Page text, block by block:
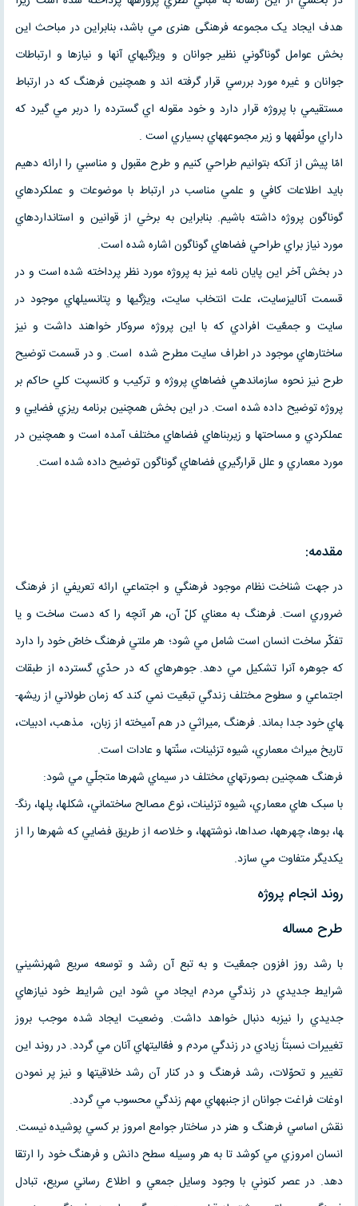
هدف ايجاد يک مجموعه فرهنگی هنری مي باشد، بنابراين در مباحث اين
بخش عوامل گوناگوني نظير جوانان و ويژگي­هاي آنها و نيا­زها و ارتباطات
جوانان و غيره مورد بررسي قرار گرفته اند و همچنين فرهنگ که در ارتباط
مستقيمي با پروژه قرار دارد و خود مقوله اي گسترده را دربر مي گيرد که
داراي مولّفه­ها و زير مجموعه­هاي بسياري است .
امّا پيش از آنکه بتوانيم طراحي کنيم و طرح مقبول و مناسبي را ارائه دهیم
بايد اطلاعات کافي و علمي مناسب در ارتباط با موضوعات و عملکردهاي
گوناگون پروژه داشته باشيم. بنابراين به برخي از قوانين و استانداردهاي
مورد نياز براي طراحي فضاهاي گوناگون اشاره شده است.
در بخش آخر اين پايان نامه نيز به پروژه مورد نظر پرداخته شده است و در
قسمت آناليزسايت، علت انتخاب سايت، ويژگي­ها و پتانسيل­هاي موجود در
سايت و جمعّيت افرادي که با اين پروژه سروکار خواهند داشت و نيز
ساختارهاي موجود در اطراف سايت مطرح شده است. و در قسمت توضيح
طرح نيز نحوه سازماندهي فضاهاي پروژه و ترکيب و کانسپت کلي حاکم بر
پروژه توضيح داده شده است. در اين بخش همچنين برنامه ريزي فضايي و
عملکردي و مساحت­ها و زيربناهاي فضاهاي مختلف آمده است و همچنين در
مورد معماري و علل قرارگيري فضاهاي گوناگون توضيح داده شده است.
مقدمه:
در جهت شناخت نظام موجود فرهنگي و اجتماعي ارائه تعريفي از فرهنگ
ضروري است. فرهنگ به معناي کلّ آن، هر آنچه را که دست ساخت و يا
تفکّر ساخت انسان است شامل مي شود؛ هر ملتي فرهنگ خاصّ خود را دارد
که جوهره آن­را تشکيل مي دهد. جوهره­اي که در حدّي گسترده از طبقات
اجتماعي و سطوح مختلف زندگي تبعّيت نمي کند که زمان طولاني از ريشه­
هاي خود جدا بماند. فرهنگ ,ميراثي در هم آميخته از زبان، مذهب، ادبيات،
تاريخ ميراث معماري، شيوه تزئينات، سنّت­ها و عادات است.
فرهنگ همچنين بصورت­هاي مختلف در سيماي شهرها متجلّي مي شود:
با سبک­ هاي معماري، شيوه تزئينات، نوع مصالح ساختماني، شکل­ها، پل­ها، رنگ­
ها، بوها، چهره­ها، صداها، نوشته­ها، و خلاصه از طريق فضايي که شهرها را از
يکديگر متفاوت مي سازد.
روند انجام پروژه
طرح مساله
با رشد روز افزون جمعّيت و به تبع آن رشد و توسعه سريع شهرنشيني
شرايط جديدي در زندگي مردم ايجاد مي شود اين شرايط خود نيازهاي
جديدي را نيزبه دنبال خواهد داشت. وضعيت ايجاد شده موجب بروز
تغييرات نسبتاً زيادي در زندگي مردم و فعّاليتهاي آنان مي گردد. در روند اين
تغيير و تحوّلات، رشد فرهنگ و در کنار آن رشد خلاقيت­ها و نيز پر نمودن
اوغات فراغت جوانان از جنبه­هاي مهم زندگي محسوب مي گردد.
نقش اساسي فرهنگ و هنر در ساختار جوامع امروز بر کسي پوشيده نيست.
انسان امروزي مي کوشد تا به هر وسيله سطح دانش و فرهنگ خود را ارتقا
دهد. در عصر کنوني با وجود وسايل جمعي و اطلاع رساني سريع، تبادل